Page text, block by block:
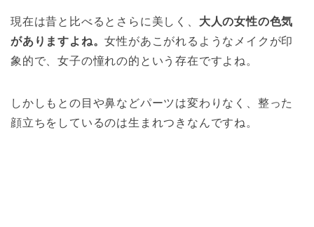
現在は昔と比べるとさらに美しく、 大人の女性の色気
がありますよね。女性があこがれるようなメイクが印
象的で、女子の憧れの的という存在ですよね。
しかしもとの目や鼻などパーツは変わりなく、整った
顔立ちをしているのは生まれつきなんですね。